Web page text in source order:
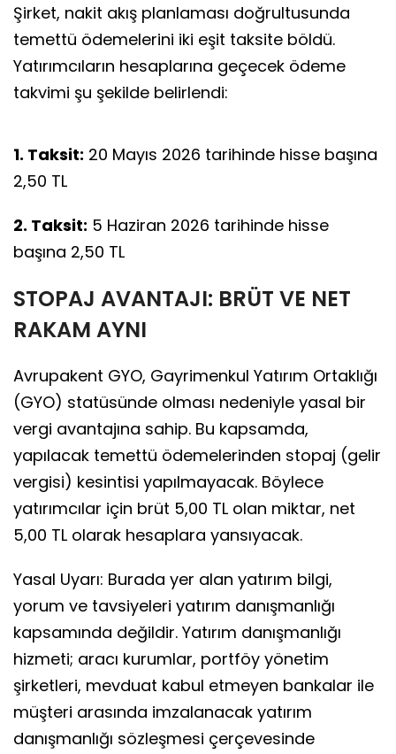
Şirket, nakit akış planlaması doğrultusunda
temettü ödemelerini iki eşit taksite böldü.
Yatırımcıların hesaplarına geçecek ödeme
takvimi şu şekilde belirlendi:
1. Taksit: 20 Mayıs 2026 tarihinde hisse başına
2,50 TL
2. Taksit: 5 Haziran 2026 tarihinde hisse
başına 2,50 TL
STOPAJ AVANTAJI: BRÜT VE NET
RAKAM AYNI
Avrupakent GYO, Gayrimenkul Yatırım Ortaklığı
(GYO) statüsünde olması nedeniyle yasal bir
vergi avantajına sahip. Bu kapsamda,
yapılacak temettü ödemelerinden stopaj (gelir
vergisi) kesintisi yapılmayacak. Böylece
yatırımcılar için brüt 5,00 TL olan miktar, net
5,00 TL olarak hesaplara yansıyacak.
Yasal Uyarı: Burada yer alan yatırım bilgi,
yorum ve tavsiyeleri yatırım danışmanlığı
kapsamında değildir. Yatırım danışmanlığı
hizmeti; aracı kurumlar, portföy yönetim
şirketleri, mevduat kabul etmeyen bankalar ile
müşteri arasında imzalanacak yatırım
danışmanlığı sözleşmesi çerçevesinde